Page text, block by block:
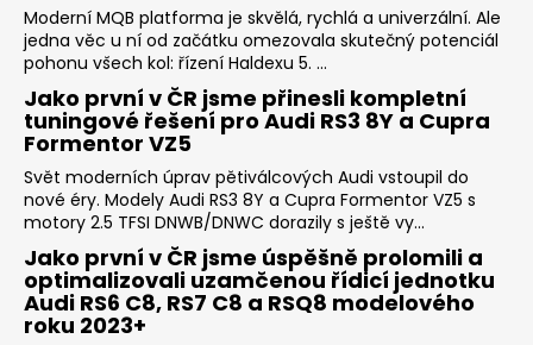
Moderní MQB platforma je skvělá, rychlá a univerzální. Ale
jedna věc u ní od začátku omezovala skutečný potenciál
pohonu všech kol: řízení Haldexu 5. ...
Jako první v ČR jsme přinesli kompletní
tuningové řešení pro Audi RS3 8Y a Cupra
Formentor VZ5
Svět moderních úprav pětiválcových Audi vstoupil do
nové éry. Modely Audi RS3 8Y a Cupra Formentor VZ5 s
motory 2.5 TFSI DNWB/DNWC dorazily s ještě vy...
Jako první v ČR jsme úspěšně prolomili a
optimalizovali uzamčenou řídicí jednotku
Audi RS6 C8, RS7 C8 a RSQ8 modelového
roku 2023+